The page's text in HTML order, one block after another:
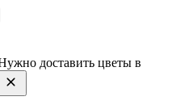
доставить цветы в